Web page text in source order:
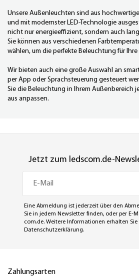
Unsere Außenleuchten sind aus
und mit modernster LED-Technologie
nicht nur energieeffizient, sondern auch
Sie können aus verschiedenen
wählen, um die perfekte Beleuchtung für
Wir bieten auch eine große Auswahl an
per App oder Sprachsteuerung gesteuert
Sie die Beleuchtung in Ihrem Außenbereich
aus anpassen.
Jetzt zum ledscom.de-
Eine Abmeldung ist jederzeit über den
Sie in jedem Newsletter finden, oder per E-
com.de. Weitere Informationen erhalten Sie
Datenschutzerklärung.
Zahlungsarten